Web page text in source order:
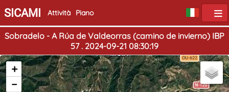
SICAMI Attività Piano
Sobradelo - A Rúa de Valdeorras (camino de invierno) IBP
57 . 2024-09-21 08:30:19
+
−